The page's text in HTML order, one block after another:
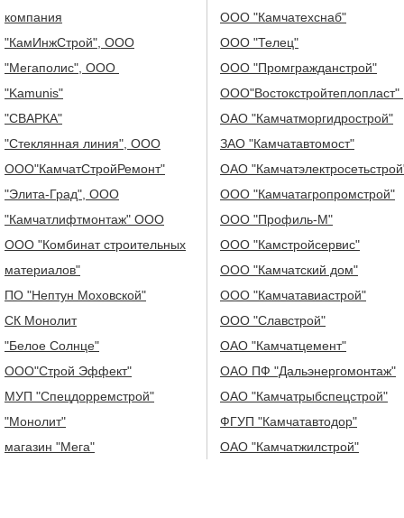
компания
"КамИнжСтрой", ООО
"Мегаполис", ООО
"Kamunis"
"СВАРКА"
"Стеклянная линия", ООО
ООО"КамчатСтройРемонт"
"Элита-Град", ООО
"Камчатлифтмонтаж" ООО
ООО "Комбинат строительных
материалов"
ПО "Нептун Моховской"
СК Монолит
"Белое Солнце"
ООО"Строй Эффект"
МУП "Спецдорремстрой"
"Монолит"
магазин "Мега"
ООО "Камчатехснаб"
ООО "Телец"
ООО "Промгражданстрой"
ООО"Востокстройтеплопласт"
ОАО "Камчатморгидрострой"
ЗАО "Камчатавтомост"
ОАО
ООО "Камчатагропромстрой"
ООО "Профиль-М"
ООО "Камстройсервис"
ООО "Камчатский дом"
ООО "Камчатавиастрой"
ООО "Славстрой"
ОАО "Камчатцемент"
ОАО ПФ "Дальэнергомонтаж"
ОАО "Камчатрыбспецстрой"
ФГУП "Камчатавтодор"
ОАО "Камчатжилстрой"